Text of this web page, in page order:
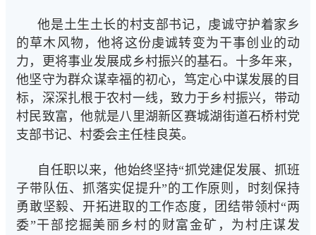
他是土生土长的村支部书记，虔诚守护着家乡
的草木风物，他将这份虔诚转变为干事创业的动
力，更将事业发展成乡村振兴的基石。十多年来，
他坚守为群众谋幸福的初心，笃定心中谋发展的目
标，深深扎根于农村一线，致力于乡村振兴，带动
村民致富，他就是八里湖新区赛城湖街道石桥村党
支部书记、村委会主任桂良英。
自任职以来，他始终坚持“抓党建促发展、抓班
子带队伍、抓落实促提升”的工作原则，时刻保持
勇敢坚毅、开拓进取的工作态度，团结带领村“两
委”干部挖掘美丽乡村的财富金矿，为村庄谋发